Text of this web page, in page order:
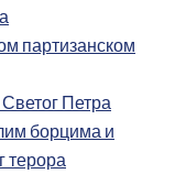
партизанском
Петра
борцима и
терора